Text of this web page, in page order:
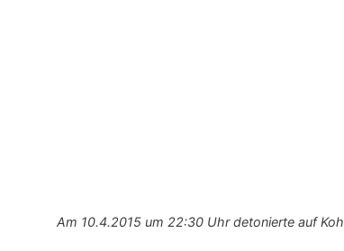
Am 10.4.2015 um 22:30 Uhr detonierte auf